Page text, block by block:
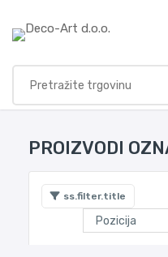
PROIZVODI
ss.filter.title